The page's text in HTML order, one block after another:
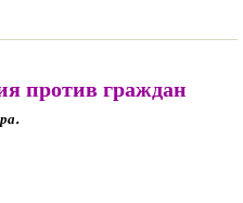
против граждан